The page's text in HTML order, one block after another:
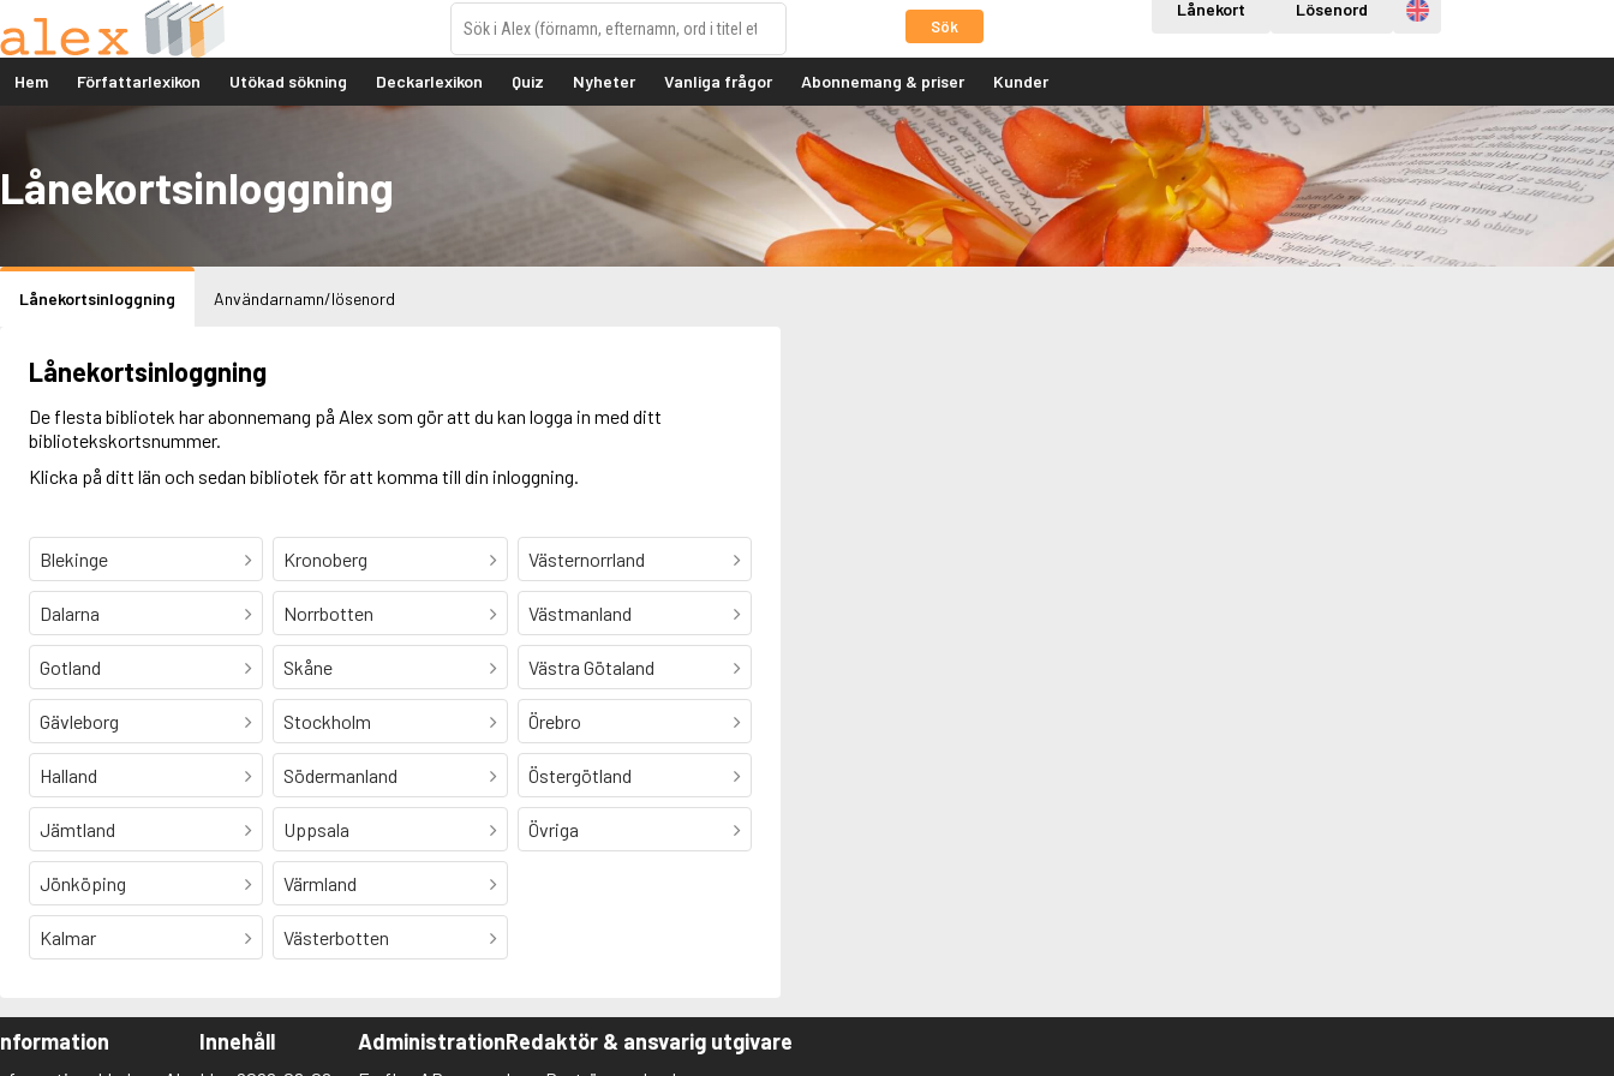
Sök
Lånekort Lösenord Engelska
Hem Författarlexikon Utökad sökning Deckarlexikon Quiz Nyheter Vanliga frågor Abonnemang & priser Kunder
Lånekortsinloggning
Lånekortsinloggning Användarnamn/lösenord
Lånekortsinloggning
De flesta bibliotek har abonnemang på Alex som gör att du kan logga in med ditt
bibliotekskortsnummer.
Klicka på ditt län och sedan bibliotek för att komma till din inloggning.
Blekinge
Dalarna
Gotland
Gävleborg
Halland
Jämtland
Jönköping
Kalmar
Kronoberg
Norrbotten
Skåne
Stockholm
Södermanland
Uppsala
Värmland
Västerbotten
Västernorrland
Västmanland
Västra Götaland
Örebro
Östergötland
Övriga
Innehåll AdministrationRedaktör & ansvarig utgivare